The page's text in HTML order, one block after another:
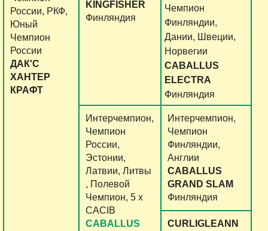
России, РКФ,
Юный
Чемпион
России
ДАК'С
ХАНТЕР
КРАФТ
KINGFISHER
Финляндия
Чемпион
Финляндии,
Дании, Швеции,
Норвегии
CABALLUS
ELECTRA
Финляндия
Интерчемпион,
Чемпион
России,
Эстонии,
Латвии, Литвы
, Полевой
Чемпион, 5 x
CACIB
CABALLUS
Интерчемпион,
Чемпион
Финляндии,
Англии
CABALLUS
GRAND SLAM
Финляндия
CURLIGLEANN